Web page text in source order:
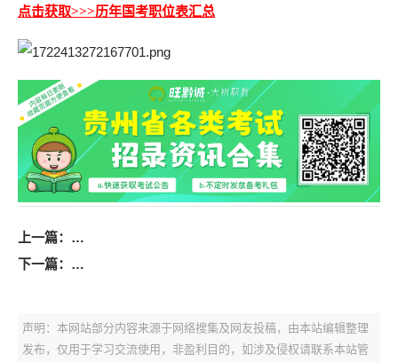
点击获取>>>历年国考职位表汇总
上一篇：
【报名入口】2024年黔南州面向社会公开招聘国有企
下一篇：
【报名入口】2024年贵州省农业农村厅所属事业单位
声明：本网站部分内容来源于网络搜集及网友投稿，由本站编辑整理
发布，仅用于学习交流使用，非盈利目的，如涉及侵权请联系本站管